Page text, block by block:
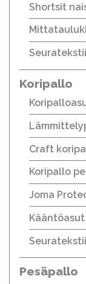
Shortsit
Koripallo
Craft
Koripallo
Joma
Pesäpallo